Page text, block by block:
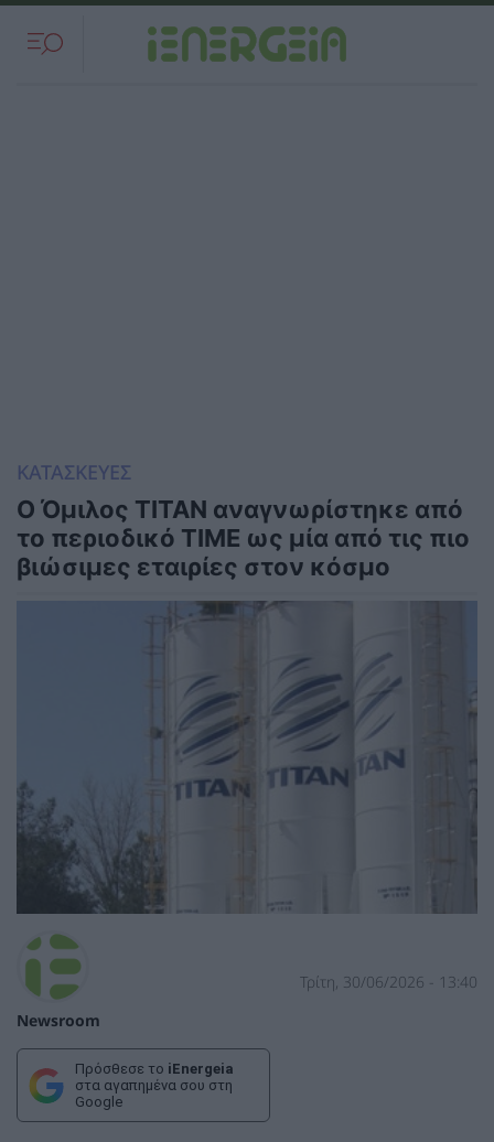
ΚΑΤΑΣΚΕΥΕΣ
Ο Όμιλος ΤΙΤΑΝ αναγνωρίστηκε από
το περιοδικό TIME ως μία από τις πιο
βιώσιμες εταιρίες στον κόσμο
Newsroom
Τρίτη, 30/06/2026 - 13:40
Πρόσθεσε το iEnergeia
στα αγαπημένα σου στη
Google